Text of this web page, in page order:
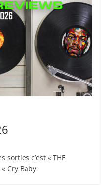
sorties c’est « THE
« Cry Baby